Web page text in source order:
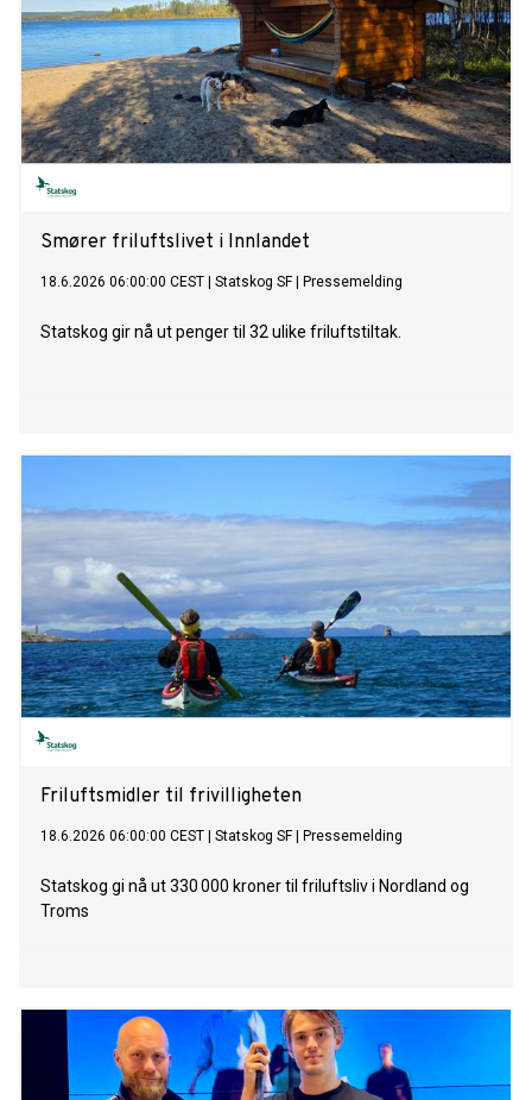
Smører friluftslivet i Innlandet
18.6.2026 06:00:00 CEST Statskog SF| Pressemelding
Statskog gir nå ut penger til 32 ulike friluftstiltak.
Friluftsmidler til frivilligheten
18.6.2026 06:00:00 CEST Statskog SF| Pressemelding
Statskog gi nå ut 330 000 kroner til friluftsliv i Nordland og
Troms